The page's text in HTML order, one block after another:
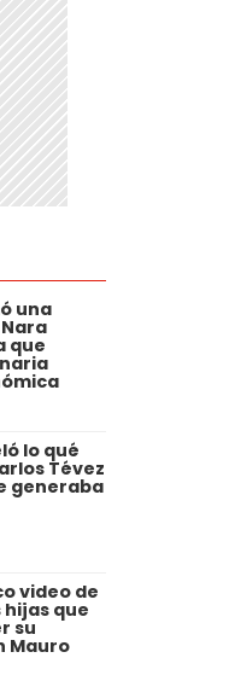
una
que
lo qué
Tévez
generaba
video de
hijas que
su
Mauro